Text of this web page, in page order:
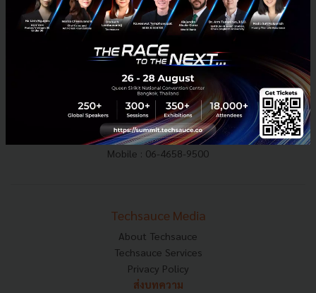
E-mail :contact@techsauce.co
Tel : 02-001-5375
Mobile : 06-4658-9500
Techsauce Media
About Techsauce
Techsauce Services
Privacy Policy
ส่งบทความ